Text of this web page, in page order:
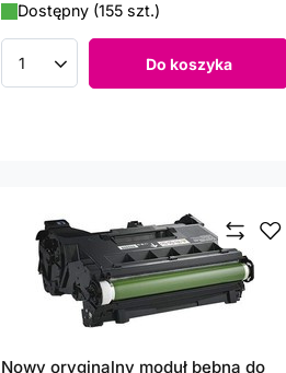
Dostępny (155 szt.)
Ilość produktów Do koszyka
Nowy oryginalny moduł bębna do